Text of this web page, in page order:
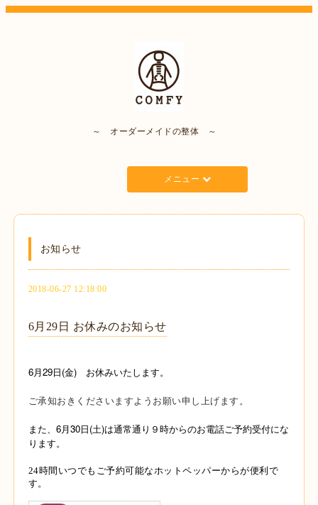
～ オーダーメイドの整体 ～
メニュー
お知らせ
2018-06-27 12:18:00
6月29日 お休みのお知らせ
6月29日(金) お休みいたします。
ご承知おきくださいますようお願い申し上げます。
また、6月30日(土)は通常通り９時からのお電話ご予約受付にな
ります。
24時間いつでもご予約可能なホットペッパーからが便利で
す。